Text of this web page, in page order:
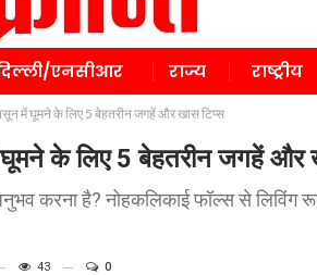
एनसीआर राज्य राष्ट्रीय
में घूमने के लिए 5 बेहतरीन जगहें और खास टिप्स
घूमने के लिए 5 बेहतरीन जगहें और
करना है? नोहकलिकाई फॉल्स से
43 0